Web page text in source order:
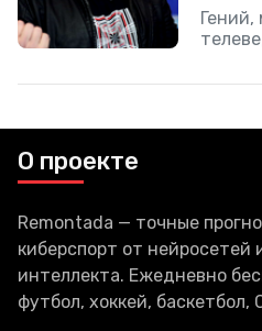
том,
О проекте
Remontada — точные
киберспорт от нейросетей
интеллекта. Ежедневно
футбол, хоккей, баскетбол,